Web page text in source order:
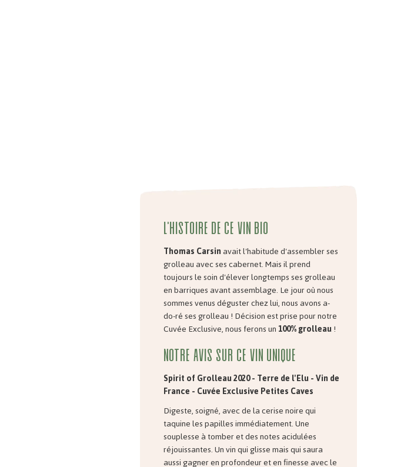
L'histoire de ce vin bio
Thomas Carsinavait l'habitude d'assembler ses
grolleau avec ses cabernet. Mais il prend
toujours le soin d'élever longtemps ses grolleau
en barriques avant assemblage. Le jour où nous
sommes venus déguster chez lui, nous avons a-
do-ré ses grolleau ! Décision est prise pour notre
Cuvée Exclusive, nous ferons un100% grolleau!
Notre avis sur ce vin unique
Spirit of Grolleau 2020 - Terre de l'Elu - Vin de
France - Cuvée Exclusive Petites Caves
Digeste, soigné, avec de la cerise noire qui
taquine les papilles immédiatement. Une
souplesse à tomber et des notes acidulées
réjouissantes. Un vin qui glisse mais qui saura
aussi gagner en profondeur et en finesse avec le